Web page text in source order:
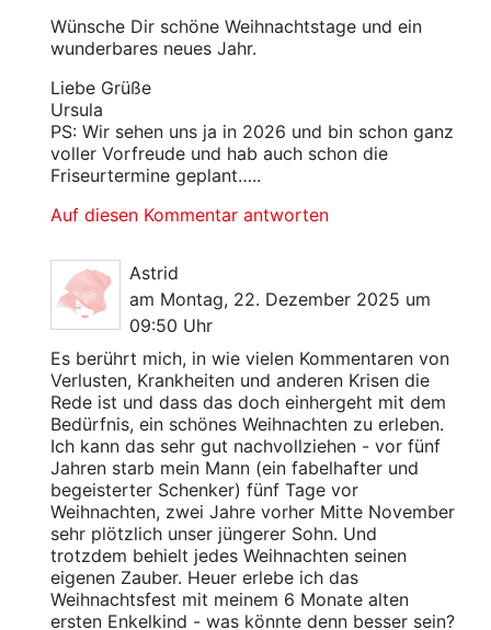
Wünsche Dir schöne Weihnachtstage und ein
wunderbares neues Jahr.
Liebe Grüße
Ursula
PS: Wir sehen uns ja in 2026 und bin schon ganz
voller Vorfreude und hab auch schon die
Friseurtermine geplant…..
Auf diesen Kommentar antworten
Astrid
am Montag, 22. Dezember 2025 um
09:50 Uhr
Es berührt mich, in wie vielen Kommentaren von
Verlusten, Krankheiten und anderen Krisen die
Rede ist und dass das doch einhergeht mit dem
Bedürfnis, ein schönes Weihnachten zu erleben.
Ich kann das sehr gut nachvollziehen - vor fünf
Jahren starb mein Mann (ein fabelhafter und
begeisterter Schenker) fünf Tage vor
Weihnachten, zwei Jahre vorher Mitte November
sehr plötzlich unser jüngerer Sohn. Und
trotzdem behielt jedes Weihnachten seinen
eigenen Zauber. Heuer erlebe ich das
Weihnachtsfest mit meinem 6 Monate alten
ersten Enkelkind - was könnte denn besser sein?